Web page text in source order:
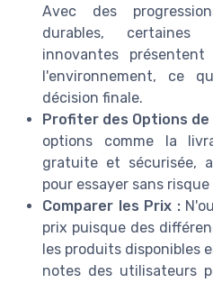
Avec des
durables,
innovantes
l'environnement, ce
décision finale.
Profiter des Options de
options comme la
gratuite et sécurisée,
pour essayer sans
Comparer les Prix :
prix puisque des
les produits disponibles
notes des utilisateurs